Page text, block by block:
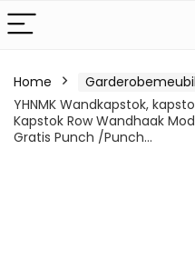
Home
YHNMK Wandkapstok,
Kapstok Row Wandhaak
Gratis Punch /Punch…